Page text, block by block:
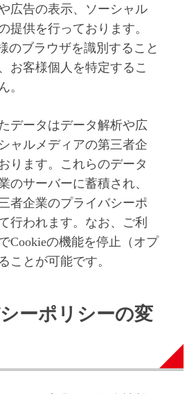
広告の表示、ソーシャル
提供を行っております。
のブラウザを識別すること
お客様個人を特定するこ
。
データはデータ解析や広
ャルメディアの第三者企
ります。これらのデータ
のサーバーに蓄積され、
者企業のプライバシーポ
行われます。なお、ご利
Cookieの機能を停止（オプ
ことが可能です。
ーポリシーの変